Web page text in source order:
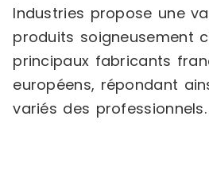
Industries propose une
produits soigneusement
principaux fabricants
européens, répondant
variés des professionnels.